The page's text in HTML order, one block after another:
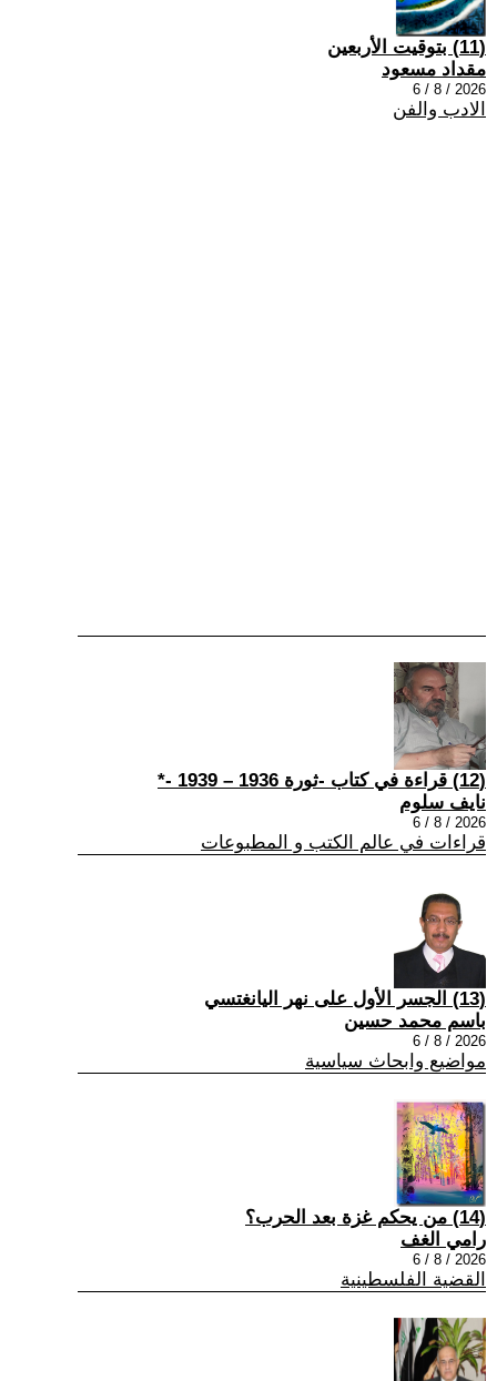
(11) بتوقيت الأربعين
مقداد مسعود
2026 / 8 / 6
الادب والفن
(12) قراءة في كتاب -ثورة 1936 – 1939 -*
نايف سلوم
2026 / 8 / 6
قراءات في عالم الكتب و المطبوعات
(13) الجسر الأول على نهر اليانغتسي
باسم محمد حسين
2026 / 8 / 6
مواضيع وابحاث سياسية
(14) من يحكم غزة بعد الحرب؟
رامي الغف
2026 / 8 / 6
القضية الفلسطينية